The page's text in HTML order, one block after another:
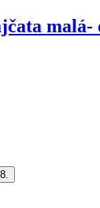
malá-